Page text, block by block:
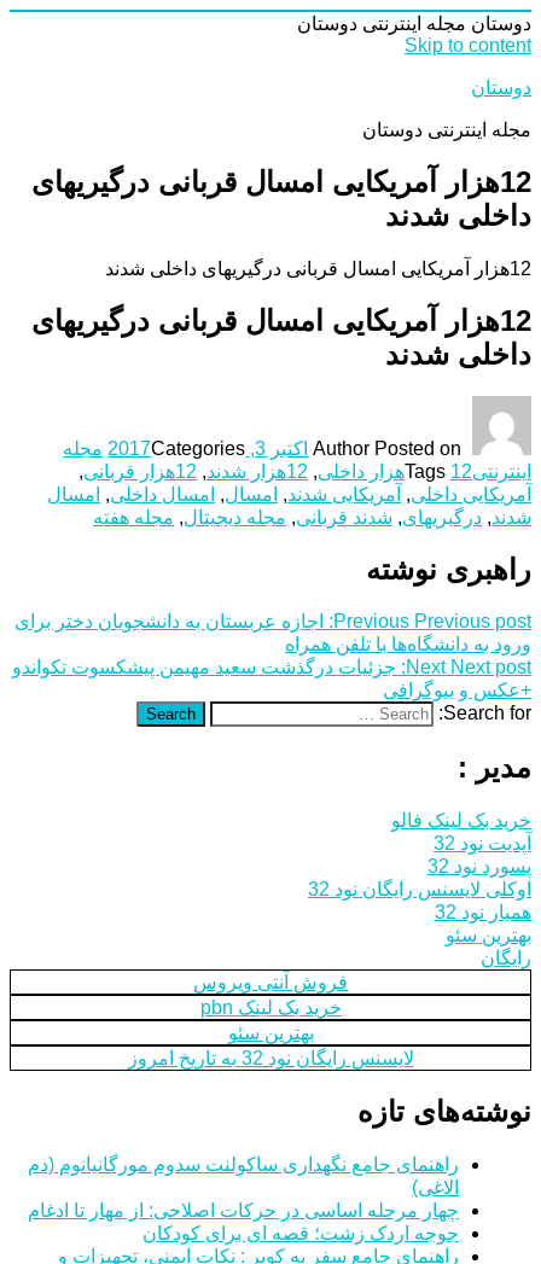
دوستان مجله اینترنتی دوستان
Skip to content
دوستان
مجله اینترنتی دوستان
12هزار آمریکایی امسال قربانی درگیری‎های
داخلی شدند
12هزار آمریکایی امسال قربانی درگیری‎های داخلی شدند
12هزار آمریکایی امسال قربانی درگیری‎های
داخلی شدند
Author Posted on اکتبر 3, 2017 Categories
مجله
اینترنتی
Tags 12هزار داخلی , 12هزار شدند , 12هزار قربانی
,
آمریکایی داخلی, آمریکایی شدند, امسال, امسال داخلی, امسال
شدند, درگیری‎های , شدند قربانی, مجله دیجیتال, مجله هفته
راهبری نوشته
Previous Previous post:
اجازه عربستان به دانشجویان دختر برای
ورود به دانشگاه‌ها با تلفن همراه
Next Next post:
جزئیات درگذشت سعید مهیمن پیشکسوت تکواندو
+عکس و بیوگرافی
Search for:
Search
مدیر :
خرید بک لینک فالو
آپدیت نود 32
پسورد نود 32
اوکلی لایسنس رایگان نود 32
همیار نود 32
بهترین سئو
رایگان
فروش آنتی ویروس
خرید بک لینک pbn
بهترین سئو
لایسنس رایگان نود 32 به تاریخ امروز
نوشته‌های تازه
راهنمای جامع نگهداری ساکولنت سدوم مورگانیانوم (دم
الاغی)
چهار مرحله اساسی در حرکات اصلاحی: از مهار تا ادغام
جوجه اردک زشت؛ قصه ای برای کودکان
راهنمای جامع سفر به کویر : نکات ایمنی، تجهیزات و